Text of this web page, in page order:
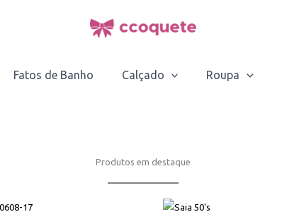
Fatos de Banho Calçado Roupa
Produtos em destaque